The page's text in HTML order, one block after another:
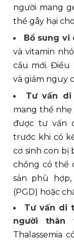
người mang
thể gây hại
Bổ sung vi
và vitamin
cầu mới. Điều
và giảm nguy
Tư vấn di
mang thể
được tư vấn
trước khi có
cơ sinh con bị
chồng có thể
sản phù
(PGD) hoặc
Tư vấn di
người thân
Thalassemia